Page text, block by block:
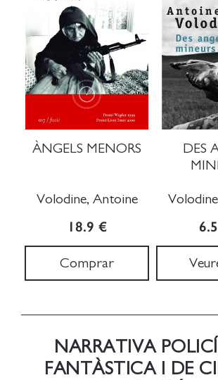
ÀNGELS MENORS
Volodine, Antoine
18.9 €
Comprar
DES
NARRATIVA
FANTÀSTICA I DE